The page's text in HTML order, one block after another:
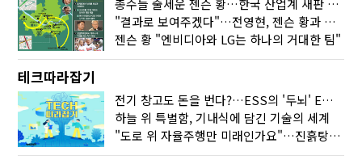
총수들 줄세운 젠슨 황…한국 산업계 새판 짰다
"결과로 보여주겠다"…전영현, 젠슨 황과 HBM5 논의
젠슨 황 "엔비디아와 LG는 하나의 거대한 팀"
테크따라잡기
전기 창고도 돈을 번다?…ESS의 '두뇌' EMO가 뭐길래
하늘 위 특별함, 기내식에 담긴 기술의 세계
"도로 위 자율주행만 미래인가요"…진흙탕서 길 내는 HD현대 AI 기술